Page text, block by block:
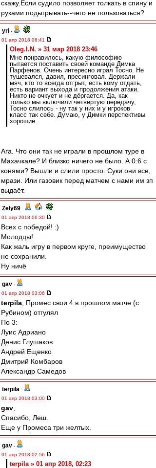
скажу.Если судило позволяет толкать в спину и
руками подыгрывать--чего не пользоваться?
yri -
01 апр 2018 06:41
Oleg.I.N. » 31 мар 2018 23:46
Мне понравилось, какую философию
пытается поставить своей команде Димка
Парфенов. Очень интересно играл Тосно. Не
тушевался, давил, пресинговал. Держали
мяч, кто то всегда отгрыт, есть кому отдать,
есть вариант выхода и продолжения атаки.
Никто не очкует и не дёргается. Да, как
только мы включили четвертую передачу,
Тосно слилось - ну так у них и у игроков
класс так себе. Думаю, у Димки перспективы
хорошие.
Ага. Что они так не играли в прошлом туре в
Махачкале? И близко ничего не было. А 0:6 с
конями? Вышли и слили просто. Суки они все,
мрази. Или газовик перед матчем с нами им зп
выдаёт.
Zely69 -
01 апр 2018 06:30
Всех с победой! :)
Молодцы!
Как жаль игру в первом круге, преимущество
не сохранили.
Ну ничё
gav -
01 апр 2018 03:06
terpila , Промес свои 4 в прошлом матче (с
Рубином) отгулял
По 3:
Луис Адриано
Денис Глушаков
Андрей Ещенко
Дмитрий Комбаров
Александр Самедов
terpila -
01 апр 2018 03:00
gav
Спасибо, Леш.
Еще у Промеса три желтых.
gav -
01 апр 2018 02:56
terpila » 01 апр 2018, 02:23